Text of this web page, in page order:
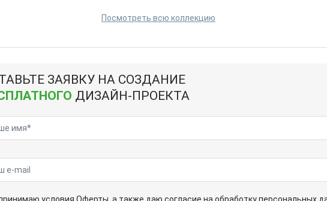
Посмотреть всю коллекцию
ЗАЯВКУ НА СОЗДАНИЕ
ДИЗАЙН-ПРОЕКТА
условия Оферты, а также даю согласие на обработку персональных